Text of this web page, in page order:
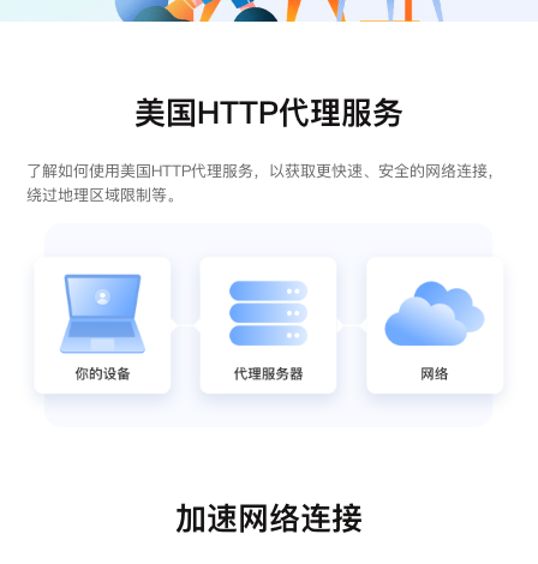
美国HTTP代理服务
了解如何使用美国HTTP代理服务，以获取更快速、安全的网络连接，
绕过地理区域限制等。
加速网络连接